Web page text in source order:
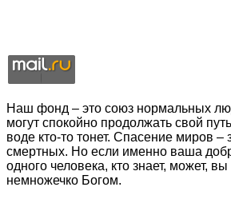
Наш фонд – это союз нормальных
могут спокойно продолжать свой
воде кто-то тонет. Спасение миров –
смертных. Но если именно ваша
одного человека, кто знает, может,
немножечко Богом.